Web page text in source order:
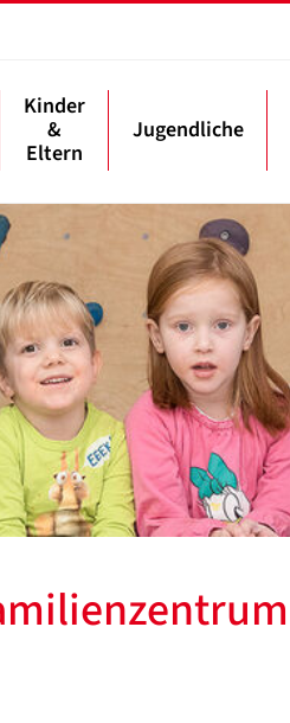
Kinder
&
Eltern
Jugendliche